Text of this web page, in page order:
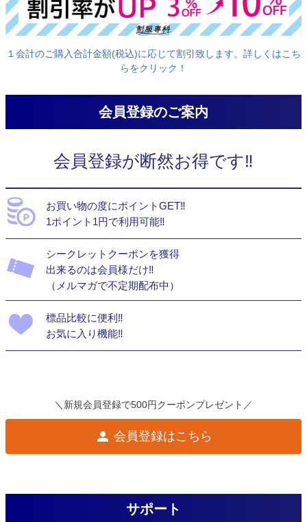
１会計のご購入合計金額(税込)に応じて割引致します。詳しくはこち
らをクリック！
会員登録のご案内
会員登録が断然お得です‼
お買い物の度にポイントGET‼
1ポイント1円で利用可能‼
シークレットクーポンを獲得
出来るのは会員様だけ‼
（メルマガで不定期配布中）
標品比較に便利‼
お気に入り機能‼
＼新規会員登録で500円クーポンプレゼント／
会員登録はこちら
サポート